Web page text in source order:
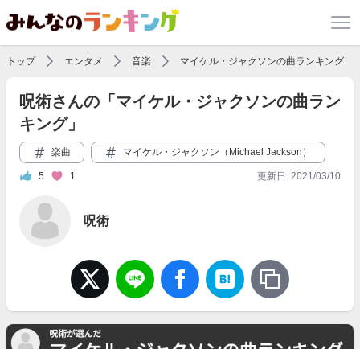
トップ エンタメ 音楽 マイケル・ジャクソンの曲ランキング
呪術さんの「マイケル・ジャクソンの曲ラン
キング」
楽曲 マイケル・ジャクソン（Michael Jackson）
5 1 更新日: 2021/03/10
呪術